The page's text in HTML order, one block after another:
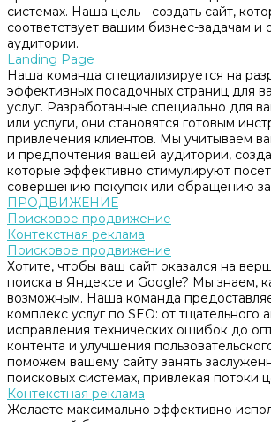
системах. Наша цель - создать сайт,
соответствует вашим бизнес-задачам
аудитории.
Landing Page
Наша команда специализируется на
эффективных посадочных страниц для
услуг. Разработанные специально для
или услуги, они становятся готовым
привлечения клиентов. Мы учитываем
и предпочтения вашей аудитории,
которые эффективно стимулируют
совершению покупок или обращению
ПРОДВИЖЕНИЕ
Поисковое продвижение
Контекстная реклама
Поисковое продвижение
Хотите, чтобы ваш сайт оказался на
поиска в Яндексе и Google? Мы знаем,
возможным. Наша команда
комплекс услуг по SEO: от тщательного
исправления технических ошибок до
контента и улучшения
поможем вашему сайту занять
поисковых системах, привлекая потоки
Контекстная реклама
Желаете максимально эффективно